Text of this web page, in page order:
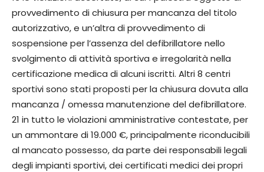
provvedimento di chiusura per mancanza del titolo
autorizzativo, e un’altra di provvedimento di
sospensione per l’assenza del defibrillatore nello
svolgimento di attività sportiva e irregolarità nella
certificazione medica di alcuni iscritti. Altri 8 centri
sportivi sono stati proposti per la chiusura dovuta alla
mancanza / omessa manutenzione del defibrillatore.
21 in tutto le violazioni amministrative contestate, per
un ammontare di 19.000 €, principalmente riconducibili
al mancato possesso, da parte dei responsabili legali
degli impianti sportivi, dei certificati medici dei propri